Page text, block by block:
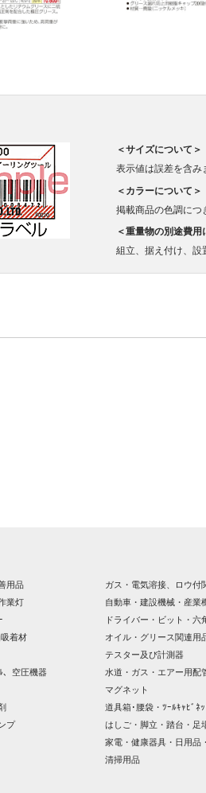
＜サイズについて＞
表示値は誤差を含み
＜カラーについて＞
掲載商品の色調につ
＜重量物の別途費用
組立、据え付け、設
用品 ガス・電気溶接、ロウ付
業灯 自動車・建設機械・産業
ドライバー・ビット・六
着材 オイル・グリース関連用
テスター及び計測器
、空圧機器 水道・ガス・エアー用配
マグネット
道具箱･腰袋・ﾂｰﾙｷｬﾋﾞﾈ
プ はしご・脚立・踏台・足
家電・健康器具・日用品
清掃用品